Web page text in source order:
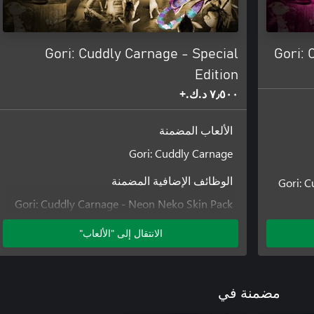
موسيقى تصويرية ومتفجرة - تزلج واقتل على أنغام موسيقى تصويرية
Gori:
Gori:
Gori: Cuddly Carnage - Special
Edition
٧٫٥٠٠ د.ك.‏+
الألعاب المضمنة
Gori: Cuddly Carnage
الوظائف الإضافية المضمنة
Gori: Cuddly Carnage - Neon Neko Skin Pack
Gori: Cuddly Carnage - Dragon Skin Pack
Gori: Cuddly Carnage - Catbox Skin Pack
Gori: Cuddly Carnage - Day One Skin Pack
الانتقال إلى "الألعاب"
مضمنة في